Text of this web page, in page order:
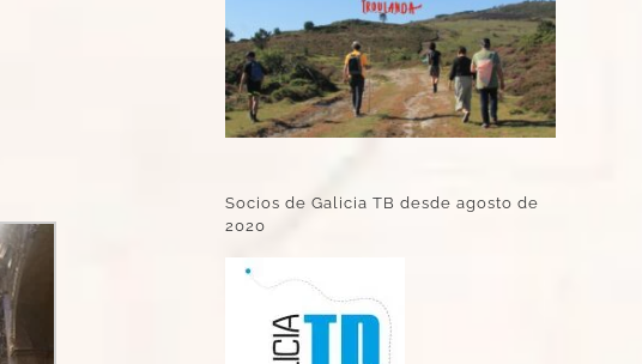
Socios de Galicia TB desde agosto de
2020